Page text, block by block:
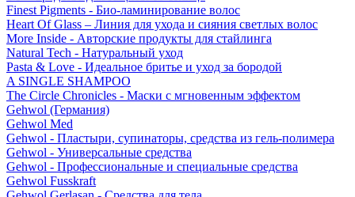
Finest Pigments - Био-ламинирование волос
Heart Of Glass – Линия для ухода и сияния светлых волос
More Inside - Авторские продукты для стайлинга
Natural Tech - Натуральный уход
Pasta & Love - Идеальное бритье и уход за бородой
A SINGLE SHAMPOO
The Circle Chronicles - Маски с мгновенным эффектом
Gehwol (Германия)
Gehwol Med
Gehwol - Пластыри, супинаторы, средства из гель-полимера
Gehwol - Универсальные средства
Gehwol - Профессиональные и специальные средства
Gehwol Fusskraft